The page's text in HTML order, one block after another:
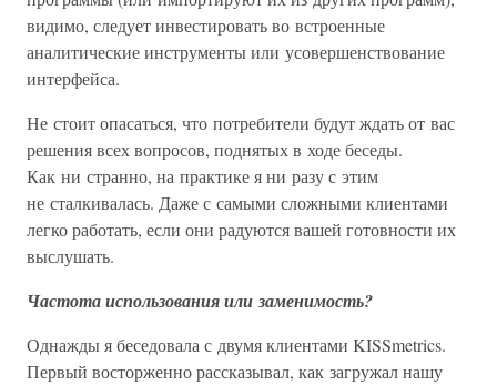
видимо, следует инвестировать во встроенные
аналитические инструменты или усовершенствование
интерфейса.
Не стоит опасаться, что потребители будут ждать от вас
решения всех вопросов, поднятых в ходе беседы.
Как ни странно, на практике я ни разу с этим
не сталкивалась. Даже с самыми сложными клиентами
легко работать, если они радуются вашей готовности их
выслушать.
Частота использования или заменимость?
Однажды я беседовала с двумя клиентами KISSmetrics.
Первый восторженно рассказывал, как загружал нашу